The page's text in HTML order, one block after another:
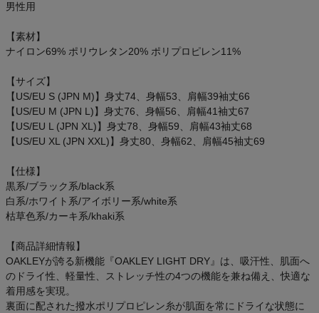
スポーツマリオTOP
お気に入り
ご利用ガイド
クーポン一覧
商品レビュー
プロテイン・サプリメントまとめ買い
アウトレットセール
男性用
【素材】
ナイロン69% ポリウレタン20% ポリプロピレン11%
【サイズ】
【US/EU S (JPN M)】身丈74、身幅53、肩幅39袖丈66
【US/EU M (JPN L)】身丈76、身幅56、肩幅41袖丈67
【US/EU L (JPN XL)】身丈78、身幅59、肩幅43袖丈68
【US/EU XL (JPN XXL)】身丈80、身幅62、肩幅45袖丈69
【仕様】
黒系/ブラック系/black系
白系/ホワイト系/アイボリー系/white系
枯草色系/カーキ系/khaki系
【商品詳細情報】
OAKLEYが誇る新機能『OAKLEY LIGHT DRY』は、吸汗性、肌面へ
のドライ性、軽量性、ストレッチ性の4つの機能を兼ね備え、快適な
着用感を実現。
裏面に配された撥水ポリプロピレン糸が肌面を常にドライな状態に